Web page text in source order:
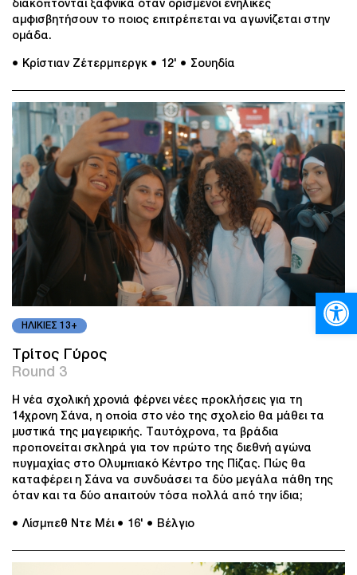
διακόπτονται ξαφνικά όταν ορισμένοι ενήλικες
αμφισβητήσουν το ποιος επιτρέπεται να αγωνίζεται στην
ομάδα.
● Κρίστιαν Ζέτερμπεργκ ● 12' ● Σουηδία
ΗΛΙΚΙΕΣ 13+
Τρίτος Γύρος
Round 3
Η νέα σχολική χρονιά φέρνει νέες προκλήσεις για τη
14χρονη Σάνα, η οποία στο νέο της σχολείο θα μάθει τα
μυστικά της μαγειρικής. Ταυτόχρονα, τα βράδια
προπονείται σκληρά για τον πρώτο της διεθνή αγώνα
πυγμαχίας στο Ολυμπιακό Κέντρο της Πίζας. Πώς θα
καταφέρει η Σάνα να συνδυάσει τα δύο μεγάλα πάθη της
όταν και τα δύο απαιτούν τόσα πολλά από την ίδια;
● Λίσμπεθ Ντε Μέι ● 16' ● Βέλγιο